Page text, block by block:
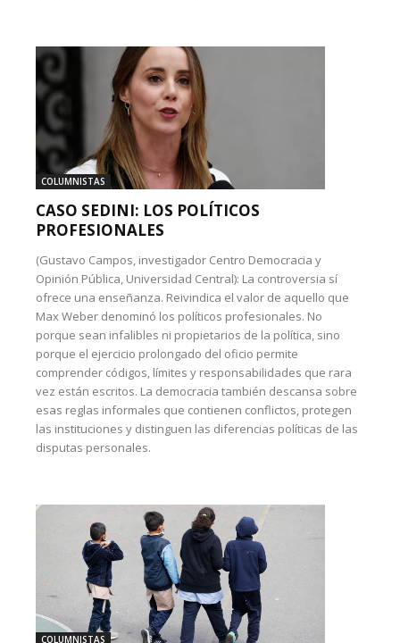
COLUMNISTAS
CASO SEDINI: LOS POLÍTICOS
PROFESIONALES
(Gustavo Campos, investigador Centro Democracia y
Opinión Pública, Universidad Central): La controversia sí
ofrece una enseñanza. Reivindica el valor de aquello que
Max Weber denominó los políticos profesionales. No
porque sean infalibles ni propietarios de la política, sino
porque el ejercicio prolongado del oficio permite
comprender códigos, límites y responsabilidades que rara
vez están escritos. La democracia también descansa sobre
esas reglas informales que contienen conflictos, protegen
las instituciones y distinguen las diferencias políticas de las
disputas personales.
COLUMNISTAS